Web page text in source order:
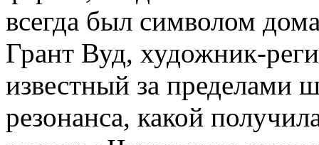
всегда был символом
Грант Вуд, художник-
известный за пределами
резонанса, какой